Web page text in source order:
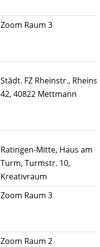
Zoom Raum 3
Städt. FZ Rheinstr.,
42, 40822 Mettmann
Ratingen-Mitte, Haus am
Turm, Turmstr. 10,
Kreativraum
Zoom Raum 3
Zoom Raum 2